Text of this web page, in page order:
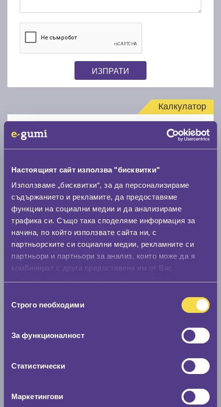
Настоящият сайт използва "бисквитки"
Използваме „бисквитки“, за да персонализираме
съдържанието и рекламите, да предоставяме
функции на социални медии и да анализираме
трафика си. Също така споделяме информация за
начина, по който използвате сайта ни, с
партньорските си социални медии, рекламните си
партньори и партньори за анализ, които може да я
комбинират с друга предоставена им от Вас
наСтрого nеобходими
За функционалност
Статистически
Маркетингови
ИЗПРАТИ
Калкулатор
Нов размер